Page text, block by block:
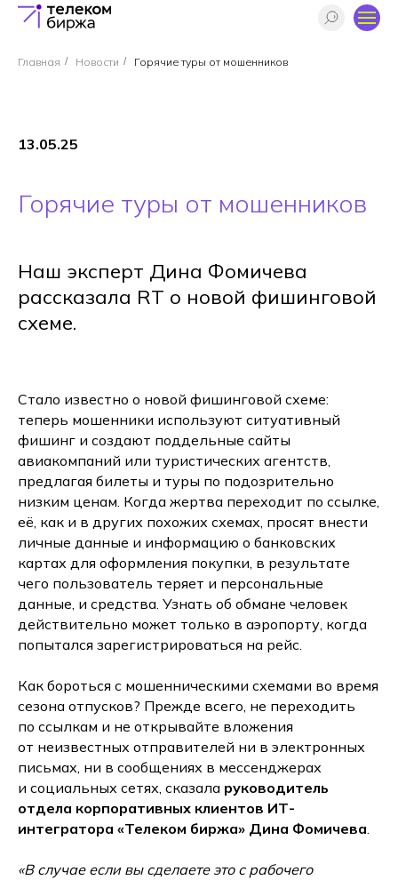
Главная / Новости / Горячие туры от мошенников
13.05.25
Горячие туры от мошенников
Наш эксперт Дина Фомичева
рассказала RT о новой фишинговой
схеме.
Стало известно о новой фишинговой схеме:
теперь мошенники используют ситуативный
фишинг и создают поддельные сайты
авиакомпаний или туристических агентств,
предлагая билеты и туры по подозрительно
низким ценам. Когда жертва переходит по ссылке,
её, как и в других похожих схемах, просят внести
личные данные и информацию о банковских
картах для оформления покупки, в результате
чего пользователь теряет и персональные
данные, и средства. Узнать об обмане человек
действительно может только в аэропорту, когда
попытался зарегистрироваться на рейс.
Как бороться с мошенническими схемами во время
сезона отпусков? Прежде всего, не переходить
по ссылкам и не открывайте вложения
от неизвестных отправителей ни в электронных
письмах, ни в сообщениях в мессенджерах
и социальных сетях, сказала руководитель
отдела корпоративных клиентов ИТ-
интегратора «Телеком биржа» Дина Фомичева.
«В случае если вы сделаете это с рабочего